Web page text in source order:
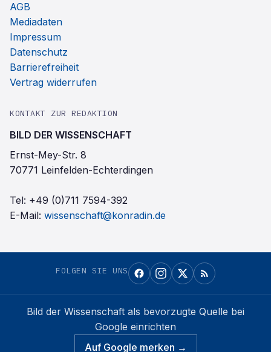
AGB
Mediadaten
Impressum
Datenschutz
Barrierefreiheit
Vertrag widerrufen
KONTAKT ZUR REDAKTION
BILD DER WISSENSCHAFT
Ernst-Mey-Str. 8
70771 Leinfelden-Echterdingen
Tel: +49 (0)711 7594-392
E-Mail: wissenschaft@konradin.de
FOLGEN SIE UNS
Bild der Wissenschaft als bevorzugte Quelle bei
Google einrichten
Auf Google merken →